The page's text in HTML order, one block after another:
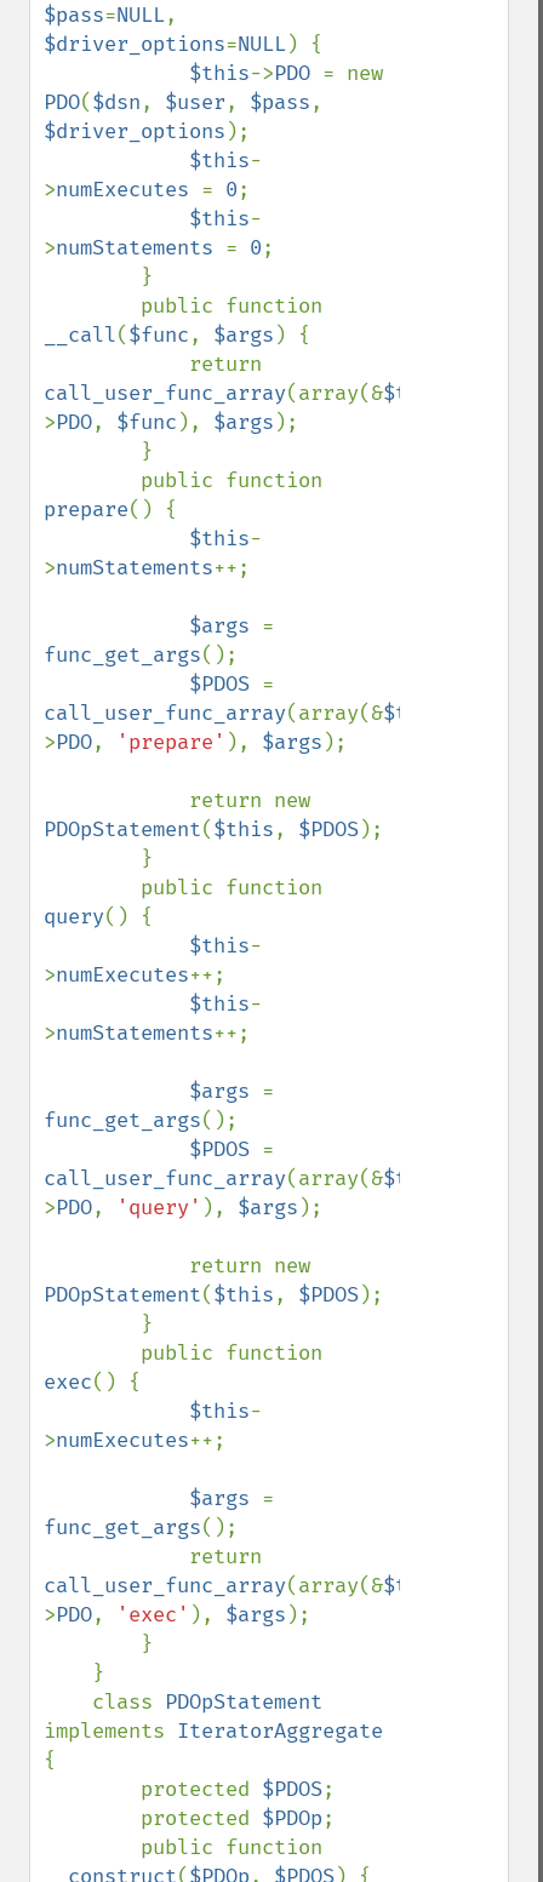
$pass=NULL
$driver_options=NULL) {
$this->PDO
PDO($dsn, $user, $pass
$driver_options );
$this-
>numExecutes = 0;
$this-
>numStatements = 0;
__call($func, $args ) {
call_user_func_array(array(&$this
>PDO, $func ), $args );
prepare() {
$this-
>numStatements++;
$args
func_get_args();
$PDOS
call_user_func_array(array(&$this
>PDO, 'prepare' ), $args );
PDOpStatement($this, $PDOS);
query() {
$this-
>numExecutes++;
$this-
>numStatements++;
$args
func_get_args();
$PDOS
call_user_func_array(array(&$this
>PDO, 'query' ), $args );
PDOpStatement($this, $PDOS);
exec() {
$this-
>numExecutes++;
$args
func_get_args();
call_user_func_array(array(&$this
>PDO, 'exec' ), $args );
    class
implements
{
        protected
$PDOS;
        protected
$PDOp;
__construct($PDOp, $PDOS) {